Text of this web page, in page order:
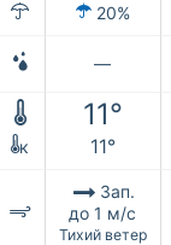
20%
—
11°
к 11°
Зап.
до 1 м/с
Тихий ветер